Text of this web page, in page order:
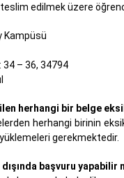
edilmek üzere
Kampüsü
34 – 36, 34794
herhangi bir belge
herhangi birinin
gerekmektedir.
başvuru yapabilir